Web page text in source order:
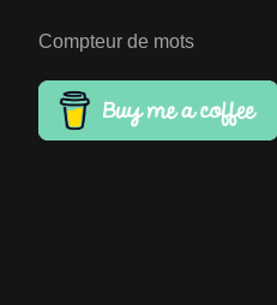
Compteur de mots